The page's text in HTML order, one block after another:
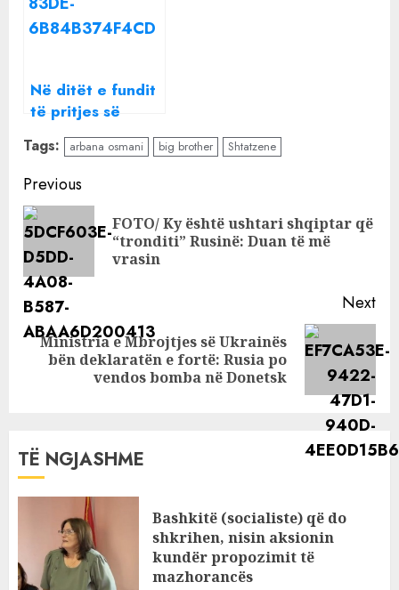
Në ditët e fundit
të pritjes së
ëmbël, Arbana
Osmani nuk bën
dot pa këto dy
gjëra
Tags: arbana osmani big brother Shtatzene
Continue
Reading
Previous
FOTO/ Ky është ushtari shqiptar që
“tronditi” Rusinë: Duan të më
vrasin
Next
Next
Ministria e Mbrojtjes së Ukrainës
bën deklaratën e fortë: Rusia po
vendos bomba në Donetsk
TË NGJASHME
Bashkitë (socialiste) që do
shkrihen, nisin aksionin
kundër propozimit të
mazhorancës